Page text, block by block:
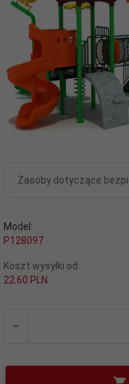
Zasoby dotyczące
Model:
P128097
Koszt wysyłki od:
22.60 PLN